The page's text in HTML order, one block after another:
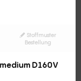
Stoffmuster
Bestellung
D160V